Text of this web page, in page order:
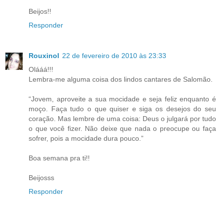
Beijos!!
Responder
Rouxinol 22 de fevereiro de 2010 às 23:33
Olááá!!!
Lembra-me alguma coisa dos lindos cantares de Salomão.
“Jovem, aproveite a sua mocidade e seja feliz enquanto é
moço. Faça tudo o que quiser e siga os desejos do seu
coração. Mas lembre de uma coisa: Deus o julgará por tudo
o que você fizer. Não deixe que nada o preocupe ou faça
sofrer, pois a mocidade dura pouco.”
Boa semana pra ti!!
Beijosss
Responder